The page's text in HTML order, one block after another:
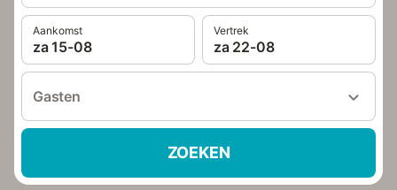
Aankomst
za 15-08
Vertrek
za 22-08
Gasten
ZOEKEN